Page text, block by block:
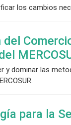
los cambios
del
y dominar las
para la